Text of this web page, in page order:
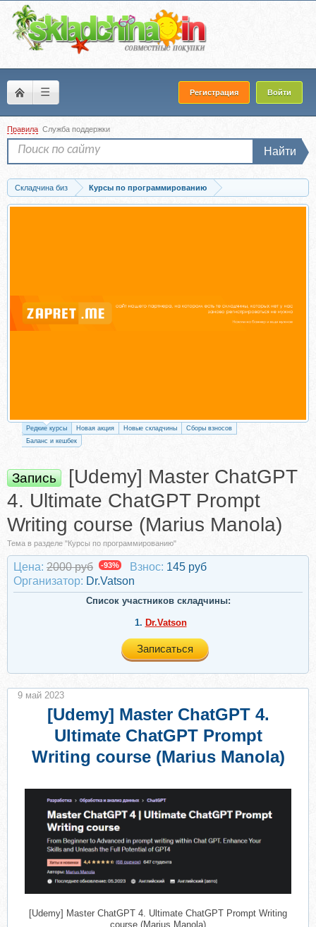
☰ Регистрация Войти
Правила Служба поддержки
Найти
Складчина биз
Курсы по программированию
Запись [Udemy] Master ChatGPT 4. Ultimate ChatGPT Prompt Writing course...
Редкие курсы Новая акция Новые складчины
Сборы взносов
Баланс и кешбек
Запись
[Udemy] Master ChatGPT
4. Ultimate ChatGPT Prompt
Writing course (Marius Manola)
Тема в разделе "Курсы по программированию"
Цена: 2000 руб -93% Взнос: 145 руб
Организатор: Dr.Vatson
Список участников складчины:
1. Dr.Vatson
Записаться
[Udemy] Master ChatGPT 4.
Ultimate ChatGPT Prompt
Writing course (Marius Manola)
[Udemy] Master ChatGPT 4. Ultimate ChatGPT Prompt Writing
course (Marius Manola)​
9 май 2023